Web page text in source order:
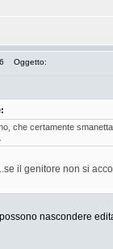
Oggetto:
che certamente
il genitore non si
nascondere